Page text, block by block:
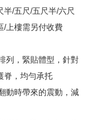
半/五尺/五尺半/六尺
/上樓需另付收費
列，緊貼體型，針對
脊，均勻承托
動時帶來的震動，減